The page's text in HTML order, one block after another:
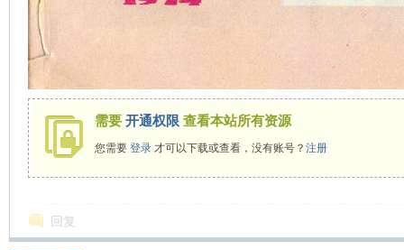
需要 开通权限 查看本站所有资源
您需要 登录才可以下载或查看，没有账号？ 注册
回复